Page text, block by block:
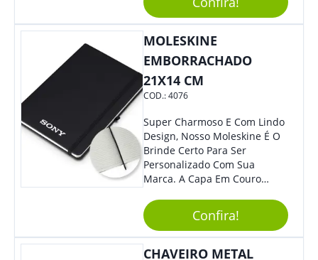
MOLESKINE
EMBORRACHADO
21X14 CM
COD.:4076
Super Charmoso E Com Lindo
Design, Nosso Moleskine É O
Brinde Certo Para Ser
Personalizado Com Sua
Marca. A Capa Em Couro
Elástico Permite Maior
Segurança Ao Carregá-Lo.
Ofereça A Seus Clientes E
Colaboradores, Sem Dúvidas
Confira!
CHAVEIRO METAL